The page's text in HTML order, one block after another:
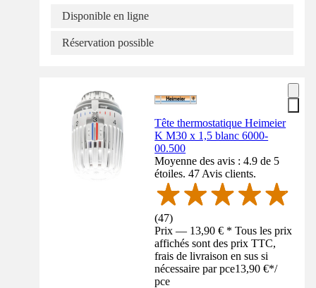
Disponible en ligne
Réservation possible
Tête thermostatique Heimeier
K M30 x 1,5 blanc 6000-
00.500
Moyenne des avis : 4.9 de 5
étoiles. 47 Avis clients.
(47)
Prix — 13,90 € * Tous les prix
affichés sont des prix TTC,
frais de livraison en sus si
nécessaire par pce13,90 €*/
pce